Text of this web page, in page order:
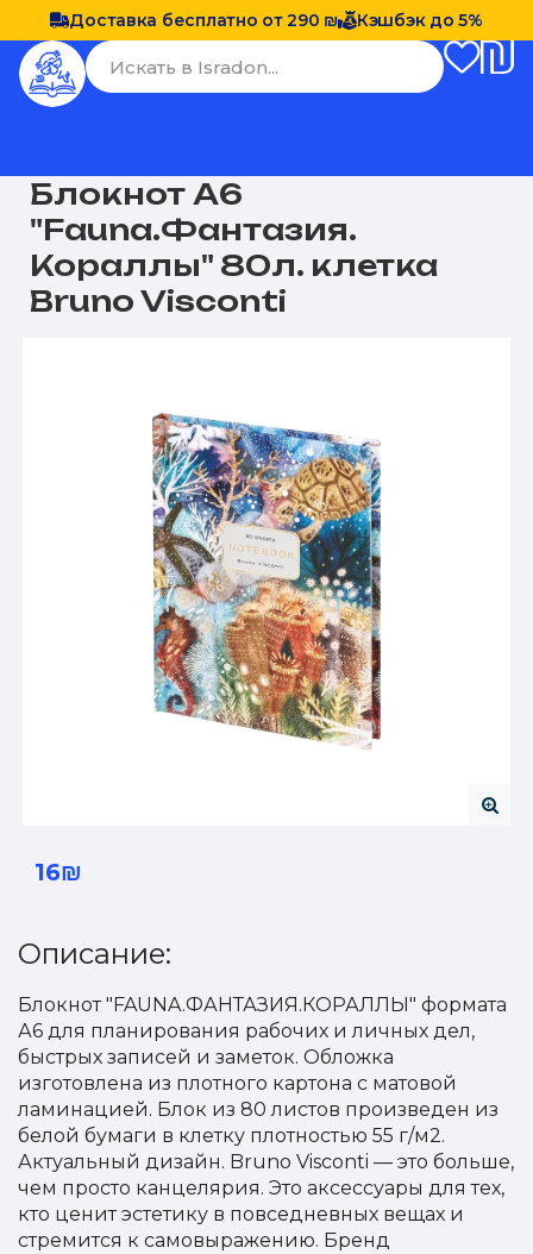
Доставка бесплатно от 290 ₪ Кэшбэк до 5%
Блокнот А6
"Fauna.Фантазия.
Кораллы" 80л. клетка
Bruno Visconti
16₪
Описание:
Блокнот "FAUNA.ФАНТАЗИЯ.КОРАЛЛЫ" формата
А6 для планирования рабочих и личных дел,
быстрых записей и заметок. Обложка
изготовлена из плотного картона с матовой
ламинацией. Блок из 80 листов произведен из
белой бумаги в клетку плотностью 55 г/м2.
Актуальный дизайн. Bruno Visconti — это больше,
чем просто канцелярия. Это аксессуары для тех,
кто ценит эстетику в повседневных вещах и
стремится к самовыражению. Бренд